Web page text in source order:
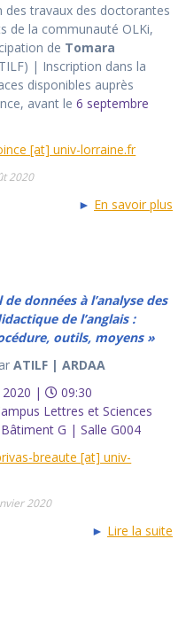
des travaux des doctorantes
de la communauté OLKi,
de Tomara
| Inscription dans la
disponibles auprès
avant le6 septembre
[at] univ-lorraine.fr
2020
► En savoir plus
données à l’analyse des
de l’anglais :
outils, moyens »
ATILF | ARDAA
2020 |
09:30
Lettres et Sciences
G | Salle G004
breaute [at] univ-
2020
► Lire la suite